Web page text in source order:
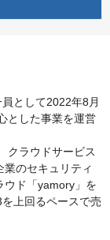
として2022年8月
とした事業を運営
クラウドサービス
のセキュリティ
ウド「yamory」を
上回るペースで売